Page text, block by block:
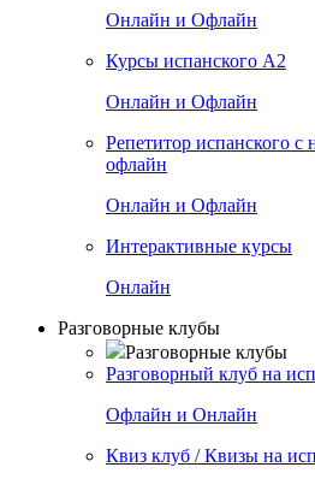
Онлайн и Офлайн
Курсы испанского А2
Онлайн и Офлайн
Репетитор испанского
офлайн
Онлайн и Офлайн
Интерактивные курсы
Онлайн
Разговорные клубы
Разговорные клубы
Разговорный клуб на
Офлайн и Онлайн
Квиз клуб / Квизы на